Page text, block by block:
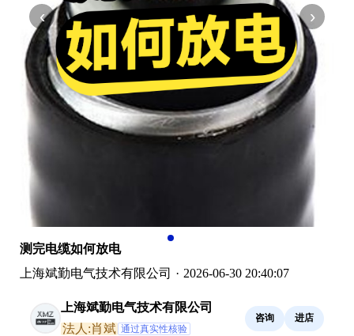
‹ ›
测完电缆如何放电
上海斌勤电气技术有限公司 · 2026-06-30 20:40:07
上海斌勤电气技术有限公司
法人:肖斌 通过真实性核验
咨询 进店